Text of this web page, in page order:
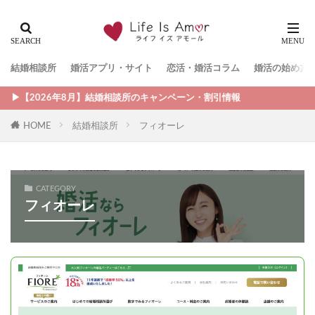
結婚相談所 婚活アプリ・サイト 恋活・婚活コラム 婚活の始め方
2026年8月】結婚相談所のキャンペーン・割引情報
HOME 結婚相談所 フィオーレ
CATEGORY
フィオーレ